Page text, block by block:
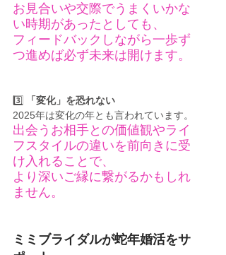
お見合いや交際でうまくいかな
い時期があったとしても、
フィードバックしながら一歩ず
つ進めば必ず未来は開けます。
3️⃣
「変化」を恐れない
2025年は変化の年とも言われています。
出会うお相手との価値観やライ
フスタイルの違いを前向きに受
け入れることで、
より深いご縁に繋がるかもしれ
ません。
ミミブライダルが蛇年婚活をサ